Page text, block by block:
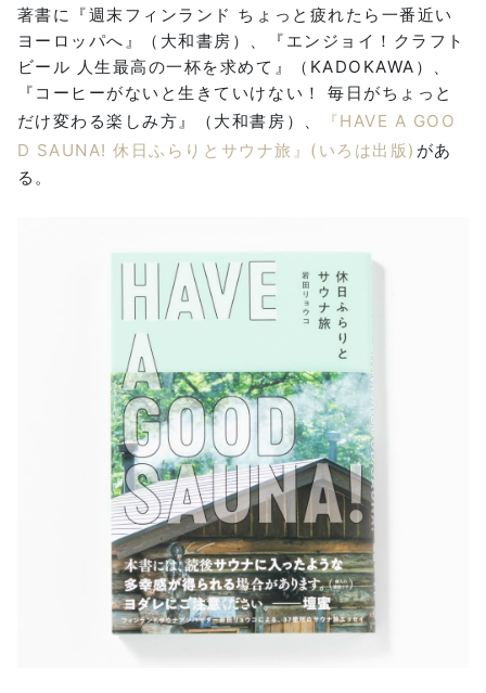
著書に『週末フィンランド ちょっと疲れたら一番近い
ヨーロッパへ』（大和書房）、『エンジョイ！クラフト
ビール 人生最高の一杯を求めて』（KADOKAWA）、
『コーヒーがないと生きていけない！ 毎日がちょっと
だけ変わる楽しみ方』（大和書房）、
『HAVE A GOO
D SAUNA! 休日ふらりとサウナ旅』(いろは出版) があ
る。